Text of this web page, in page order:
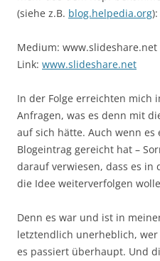
(siehe z.B. blog.helpedia.org):
Medium: www.slideshare.net
Link: www.slideshare.net
In der Folge erreichten mich
Anfragen, was es denn mit
auf sich hätte. Auch wenn
Blogeintrag gereicht hat –
darauf verwiesen, dass es in
die Idee weiterverfolgen
Denn es war und ist in
letztendlich unerheblich,
es passiert überhaupt. Und